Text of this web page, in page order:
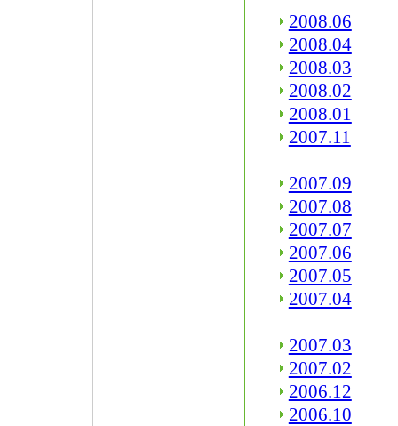
2008.06
2008.04
2008.03
2008.02
2008.01
2007.11
2007.09
2007.08
2007.07
2007.06
2007.05
2007.04
2007.03
2007.02
2006.12
2006.10